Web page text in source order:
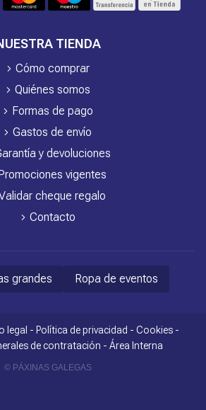
TIENDA
Cómo comprar
Quiénes somos
Formas de pago
Gastos de envío
y devoluciones
vigentes
cheque regalo
Contacto
grandes Ropa de eventos
legal - Política de privacidad - Cookies -
de contratación - Área Interna
© PÁXINAS GALEGAS